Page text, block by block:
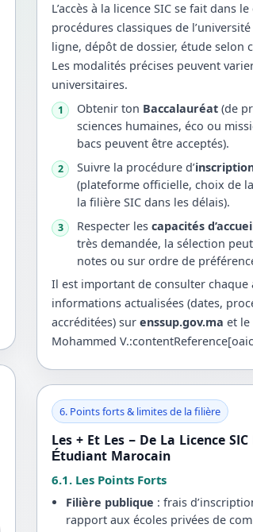
L’accès à la licence SIC se fait dans
procédures classiques de
ligne, dépôt de dossier, étude selon
Les modalités précises peuvent
universitaires.
1 Obtenir ton Baccalauréat (de
sciences humaines, éco ou
bacs peuvent être acceptés).
2 Suivre la procédure d’
(plateforme officielle, choix de
la filière SIC dans les délais).
3 Respecter lescapacités
très demandée, la sélection
notes ou sur ordre de
Il est important de consulter chaque
informations actualisées (dates,
accréditées) surenssup.gov.ma et le
Mohammed
6. Points forts & limites de la filière
Les + Et Les – De La Licence
Étudiant Marocain
6.1. Les Points Forts
Filière publique : frais
rapport aux écoles privées de